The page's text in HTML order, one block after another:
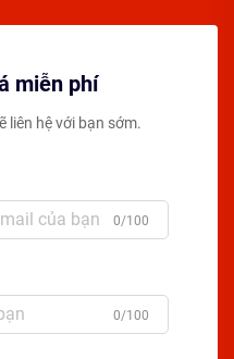
miễn phí
liên hệ với bạn sớm.
0/100
0/100